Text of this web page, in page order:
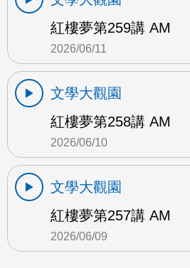
紅樓夢第259講 AM
2026/06/11
文學大觀園
紅樓夢第258講 AM
2026/06/10
文學大觀園
紅樓夢第257講 AM
2026/06/09